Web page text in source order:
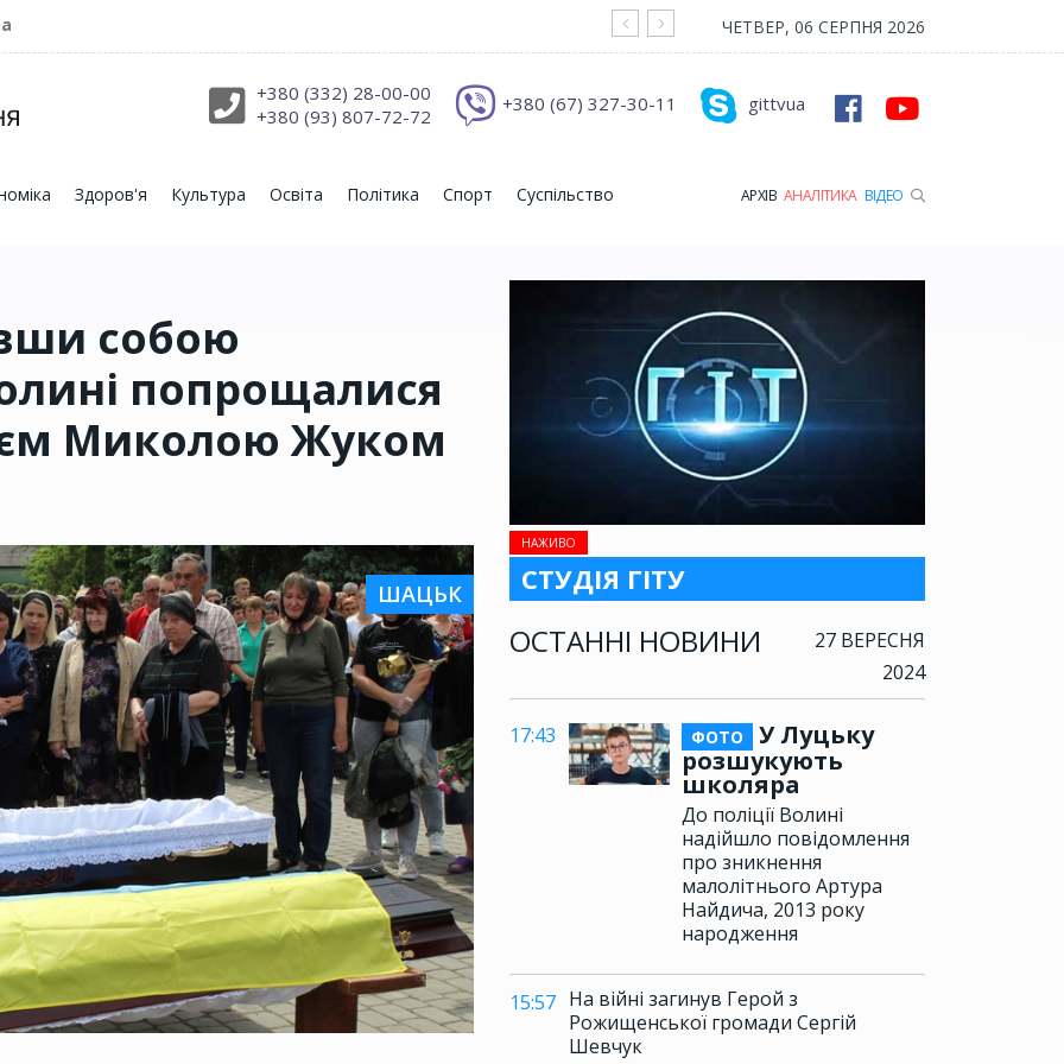
На війні загинув Герой з Рожищенської
ЧЕТВЕР, 06 СЕРПНЯ 2026
gittvua
+380 (67) 327-30-11
+380 (332) 28-00-00
+380 (93) 807-72-72
Здоров'я Культура Освіта Політика Спорт Суспільство АРХІВ АНАЛІТИКА ВІДЕО
НАЖИВО
СТУДІЯ ГІТУ
ОСТАННІ НОВИНИ
27 ВЕРЕСНЯ
2024
17:43 ФОТО
У Луцьку
розшукують
школяра
До поліції Волині
надійшло повідомлення
про зникнення
малолітнього Артура
Найдича, 2013 року
народження
15:57 На війні загинув Герой з
Рожищенської громади Сергій
Шевчук
собою
попрощалися
Миколою Жуком
ШАЦЬК